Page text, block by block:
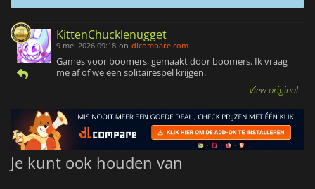
KittenChucklenugget
9 mei 2026 09:18 on dlcompare.com
Games voor boomers, gemaakt door boomers. Ik vraag
me af of we een solitairespel krijgen.
View original
Je kunt ook houden van